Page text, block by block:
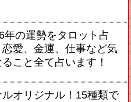
年の運勢をタロット占
恋愛、金運、仕事など気
こと全て占います！
ルオリジナル！15種類で